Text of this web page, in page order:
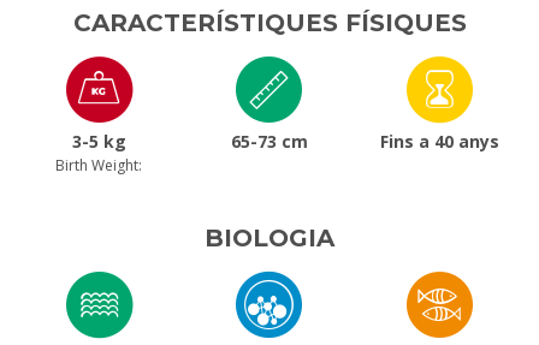
CARACTERÍSTIQUES FÍSIQUES
3-5 kg
Birth Weight:
65-73 cm Fins a 40 anys
BIOLOGIA